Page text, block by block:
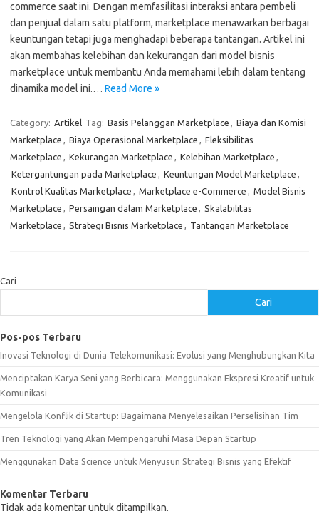
commerce saat ini. Dengan memfasilitasi interaksi antara pembeli
dan penjual dalam satu platform, marketplace menawarkan berbagai
keuntungan tetapi juga menghadapi beberapa tantangan. Artikel ini
akan membahas kelebihan dan kekurangan dari model bisnis
marketplace untuk membantu Anda memahami lebih dalam tentang
dinamika model ini.… Read More »
Category: Artikel Tag: Basis Pelanggan Marketplace , Biaya dan Komisi
Marketplace , Biaya Operasional Marketplace , Fleksibilitas
Marketplace , Kekurangan Marketplace , Kelebihan Marketplace ,
Ketergantungan pada Marketplace , Keuntungan Model Marketplace ,
Kontrol Kualitas Marketplace , Marketplace e-Commerce , Model Bisnis
Marketplace , Persaingan dalam Marketplace , Skalabilitas
Marketplace , Strategi Bisnis Marketplace , Tantangan Marketplace
Cari
Cari
Pos-pos Terbaru
Inovasi Teknologi di Dunia Telekomunikasi: Evolusi yang Menghubungkan Kita
Menciptakan Karya Seni yang Berbicara: Menggunakan Ekspresi Kreatif untuk
Komunikasi
Mengelola Konflik di Startup: Bagaimana Menyelesaikan Perselisihan Tim
Tren Teknologi yang Akan Mempengaruhi Masa Depan Startup
Menggunakan Data Science untuk Menyusun Strategi Bisnis yang Efektif
Komentar Terbaru
Tidak ada komentar untuk ditampilkan.